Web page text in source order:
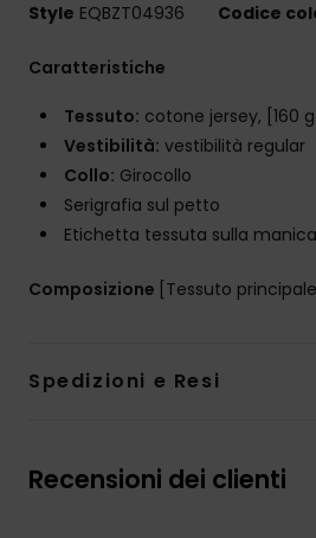
Style EQBZT04936 Codice
Caratteristiche
Tessuto: cotone jersey, [160
Vestibilità: vestibilità regular
Collo: Girocollo
Serigrafia sul petto
Etichetta tessuta sulla manica
Composizione [Tessuto
Spedizioni e Resi
Recensioni dei clienti